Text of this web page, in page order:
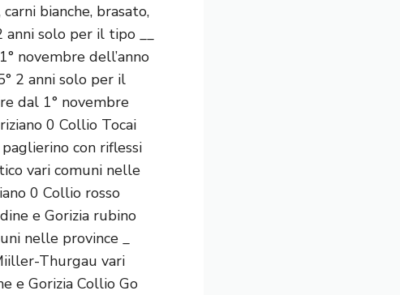
bianche, brasato,
anni solo per il tipo __
novembre dell’anno
2 anni solo per il
dal 1° novembre
0 Collio Tocai
con riflessi
vari comuni nelle
0 Collio rosso
e Gorizia rubino
nelle province _
Thurgau vari
e Gorizia Collio Go